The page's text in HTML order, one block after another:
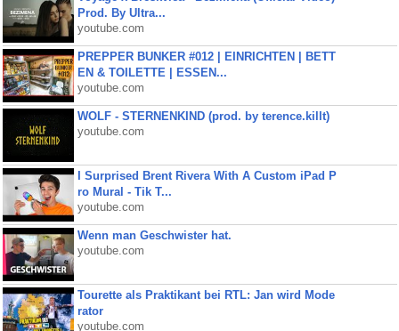
Prod. By Ultra...
youtube.com
PREPPER BUNKER #012 | EINRICHTEN | BETT
EN & TOILETTE | ESSEN...
youtube.com
WOLF - STERNENKIND (prod. by terence.killt)
youtube.com
I Surprised Brent Rivera With A Custom iPad P
ro Mural - Tik T...
youtube.com
Wenn man Geschwister hat.
youtube.com
Tourette als Praktikant bei RTL: Jan wird Mode
rator
youtube.com